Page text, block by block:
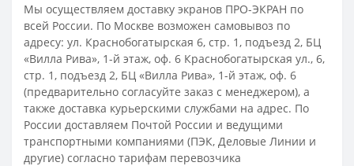
Мы осуществляем доставку экранов ПРО-ЭКРАН по
всей России. По Москве возможен самовывоз по
адресу: ул. Краснобогатырская 6, стр. 1, подъезд 2, БЦ
«Вилла Рива», 1-й этаж, оф. 6 Краснобогатырская ул., 6,
стр. 1, подъезд 2, БЦ «Вилла Рива», 1-й этаж, оф. 6
(предварительно согласуйте заказ с менеджером), а
также доставка курьерскими службами на адрес. По
России доставляем Почтой России и ведущими
транспортными компаниями (ПЭК, Деловые Линии и
другие) согласно тарифам перевозчика